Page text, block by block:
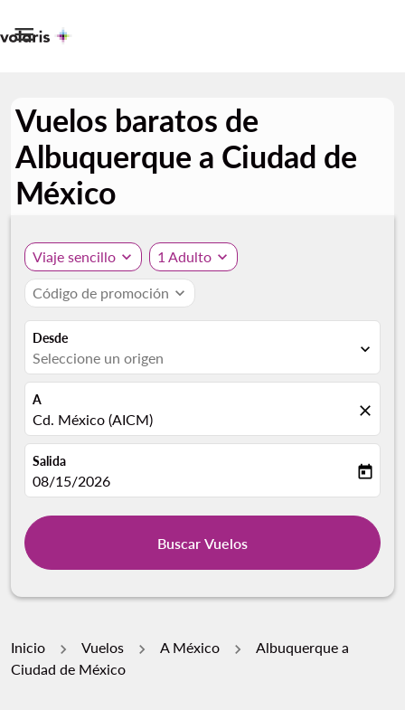

Vuelos baratos de
Albuquerque a Ciudad de
México
Viaje sencillo expand_more 1 Adulto expand_more
Código de promoción expand_more
Desde
Seleccione un origen expand_more
A
Cd. México (AICM) close
Salida
fc-booking-departure-date-aria-label
08/15/2026 today
Buscar Vuelos
Inicio Vuelos A México
Albuquerque a
Ciudad de México